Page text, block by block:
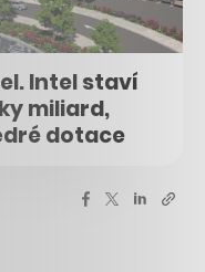
Intel staví
miliard,
dotace